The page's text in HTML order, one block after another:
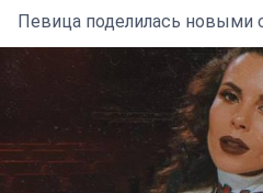
Певица поделилась новыми